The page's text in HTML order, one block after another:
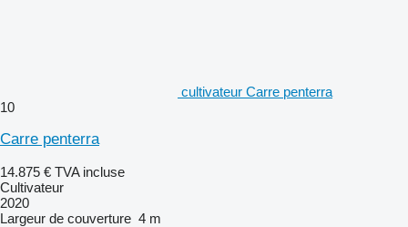
cultivateur Carre penterra
10
Carre penterra
14.875 € TVA incluse
Cultivateur
2020
Largeur de couverture 4 m